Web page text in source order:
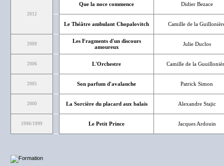
2012
Que la noce commence Didier Bezace
Le Théâtre ambulant Chopalovitch Camille de la
2009
Les Fragments d'un discours
amoureux
Julie Duclos
2006 L'Orchestre Camille de la
2005 Son parfum d'avalanche Patrick Simon
2000 La Sorcière du placard aux balais Alexandre Stajic
1996/1999 Le Petit Prince Jacques Ardouin